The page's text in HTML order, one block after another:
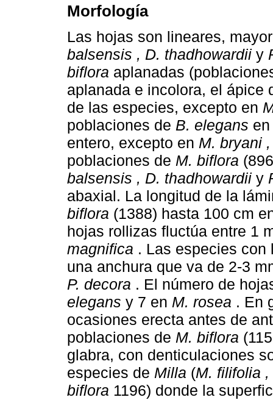
Morfología
Las hojas son lineares,
balsensis , D. thadhowardii y
biflora aplanadas
aplanada e incolora, el ápice
de las especies, excepto en
poblaciones de B. elegans
entero, excepto en M. bryani
poblaciones de M. biflora
balsensis , D. thadhowardii y
abaxial. La longitud de la
biflora (1388) hasta 100 cm
hojas rollizas fluctúa entre 1
magnifica . Las especies con
una anchura que va de 2-3
P. decora . El número de
elegans y 7 en M. rosea . En
ocasiones erecta antes de
poblaciones de M. biflora
glabra, con denticulaciones
especies de Milla (M. filifolia
biflora 1196) donde la